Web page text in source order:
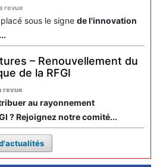
revue
sous le signe de l'innovation
– Renouvellement du
de la RFGI
revue
au rayonnement
? Rejoignez notre comité...